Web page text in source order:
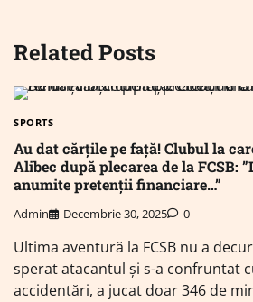
Related Posts
SPORTS
Au dat cărțile pe față! Clubul la
Alibec după plecarea de la FCSB:
anumite pretenții financiare…”
Admin Decembrie 30, 2025 0
Ultima aventură la FCSB nu a
sperat atacantul și s-a confruntat
accidentări, a jucat doar 346 de